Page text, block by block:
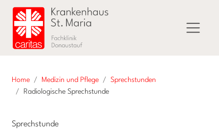
Home Medizin und Pflege
Sprechstunden
Radiologische Sprechstunde
Sprechstunde